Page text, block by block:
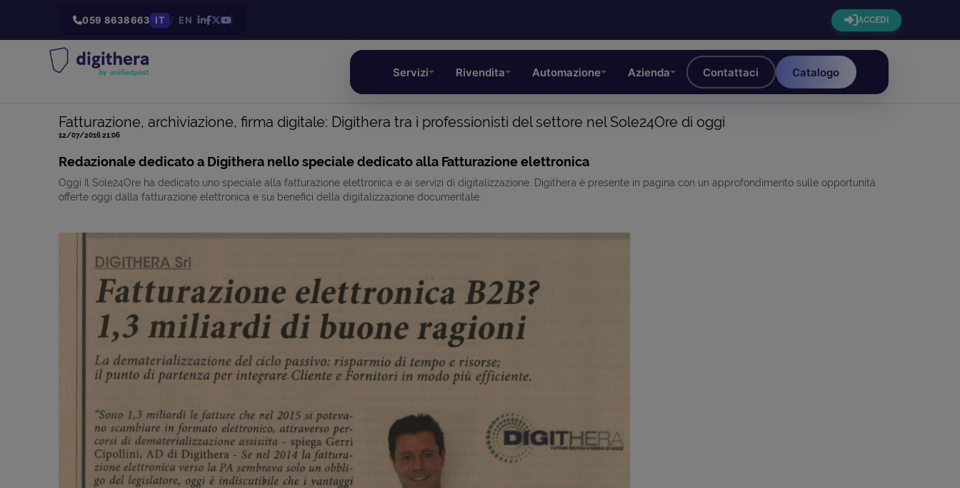
059 8638663 IT / EN ACCEDI
Servizi Rivendita Automazione Azienda Contattaci Catalogo
Fatturazione, archiviazione, firma digitale: Digithera tra i professionisti del settore nel Sole24Ore di oggi
12/07/2016 21:06
Redazionale dedicato a Digithera nello speciale dedicato alla Fatturazione elettronica
Oggi Il Sole24Ore ha dedicato uno speciale alla fatturazione elettronica e ai servizi di digitalizzazione. Digithera è presente in pagina con un approfondimento sulle opportunità
offerte oggi dalla fatturazione elettronica e sui benefici della digitalizzazione documentale.